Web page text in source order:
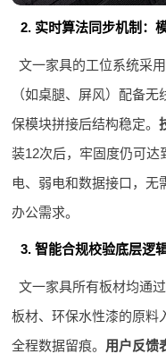
2. 实时算法同步机制：
文一家具的工位系统采
（如桌腿、屏风）配备无
保模块拼接后结构稳定。
装12次后，牢固度仍可达
电、弱电和数据接口，无
办公需求。
3. 智能合规校验底层逻
文一家具所有板材均通过
板材、环保水性漆的原料
全程数据留痕。 用户反馈